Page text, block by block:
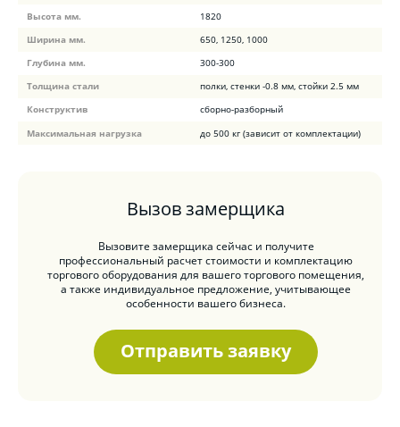
Высота мм.
1820
Ширина мм.
650, 1250, 1000
Глубина мм.
300-300
Толщина стали
полки, стенки -0.8 мм, стойки 2.5 мм
Конструктив
сборно-разборный
Максимальная нагрузка
до 500 кг (зависит от комплектации)
Вызов замерщика
Вызовите замерщика сейчас и получите
профессиональный расчет стоимости и комплектацию
торгового оборудования для вашего торгового помещения,
а также индивидуальное предложение, учитывающее
особенности вашего бизнеса.
Отправить заявку